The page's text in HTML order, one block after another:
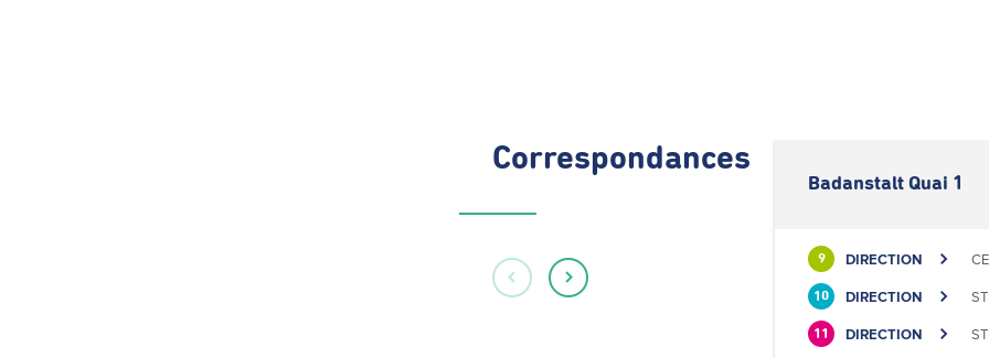
Correspondances
Badanstalt Quai 1
9 DIRECTION
10 DIRECTION
11 DIRECTION